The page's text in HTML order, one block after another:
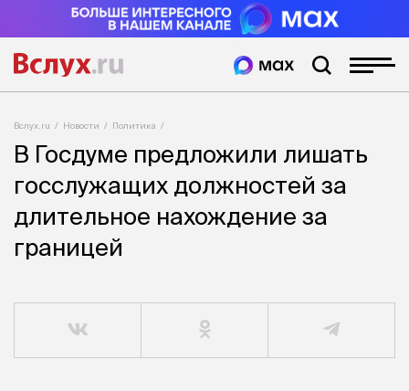
Вслух.ru Новости Политика
В Госдуме предложили лишать
госслужащих должностей за
длительное нахождение за
границей